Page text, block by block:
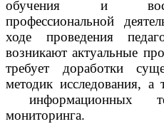
обучения и
профессиональной
ходе проведения
возникают актуальные
требует доработки
методик исследования,
информационных
мониторинга.